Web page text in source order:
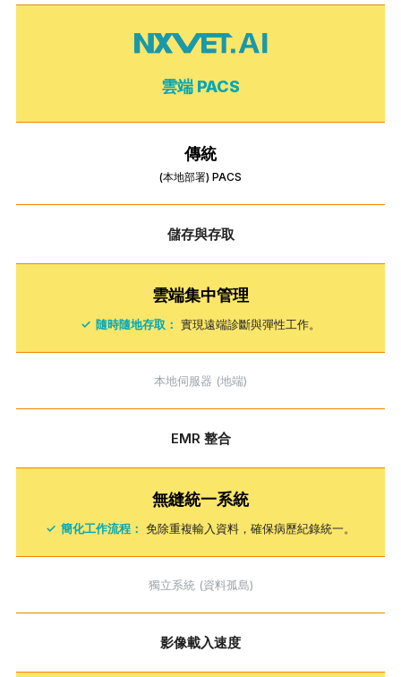
雲端 PACS
傳統
(本地部署) PACS
儲存與存取
雲端集中管理
✓ 隨時隨地存取： 實現遠端診斷與彈性工作。
本地伺服器 (地端)
EMR 整合
無縫統一系統
✓ 簡化工作流程： 免除重複輸入資料，確保病歷紀錄統一。
獨立系統 (資料孤島)
影像載入速度